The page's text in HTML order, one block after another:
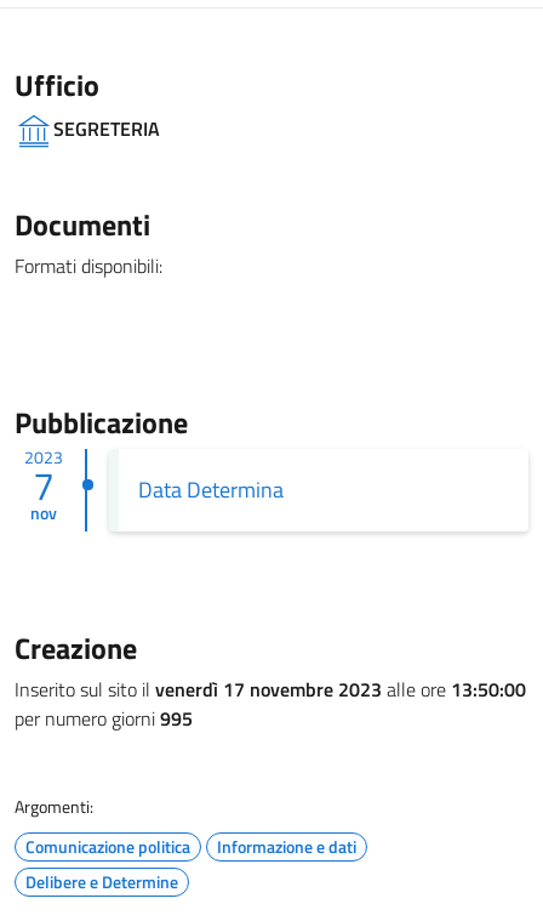
Ufficio
SEGRETERIA
Documenti
Formati disponibili:
Pubblicazione
2023
7
nov
Data Determina
Creazione
Inserito sul sito il venerdì 17 novembre 2023 alle ore 13:50:00
per numero giorni995
Argomenti:
Comunicazione politica
Informazione e dati
Delibere e Determine